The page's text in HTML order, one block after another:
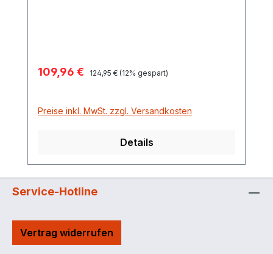
Verkaufspreis:
109,96 € Regulärer Preis:
124,95 € (12% gespart)
Preise inkl. MwSt. zzgl. Versandkosten
Details
Service-Hotline
Vertrag widerrufen